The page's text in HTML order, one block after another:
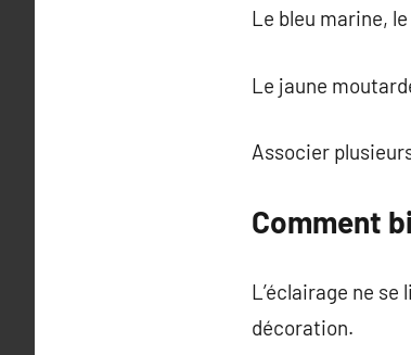
Le bleu marine,
Le jaune
Associer
Comment
L’éclairage ne
décoration.